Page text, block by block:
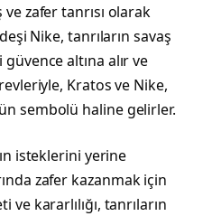
zafer tanrısı olarak
Nike, tanrıların savaş
altına alır ve
Kratos ve Nike,
sembolü haline gelirler.
isteklerini yerine
zafer kazanmak için
ve kararlılığı, tanrıların